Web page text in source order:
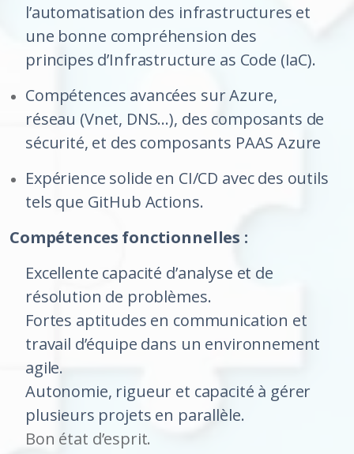
l’automatisation des infrastructures et
une bonne compréhension des
principes d’Infrastructure as Code (IaC).
Compétences avancées sur Azure,
réseau (Vnet, DNS…), des composants de
sécurité, et des composants PAAS Azure
Expérience solide en CI/CD avec des outils
tels que GitHub Actions.
Compétences fonctionnelles :
Excellente capacité d’analyse et de
résolution de problèmes.
Fortes aptitudes en communication et
travail d’équipe dans un environnement
agile.
Autonomie, rigueur et capacité à gérer
plusieurs projets en parallèle.
Bon état d’esprit.